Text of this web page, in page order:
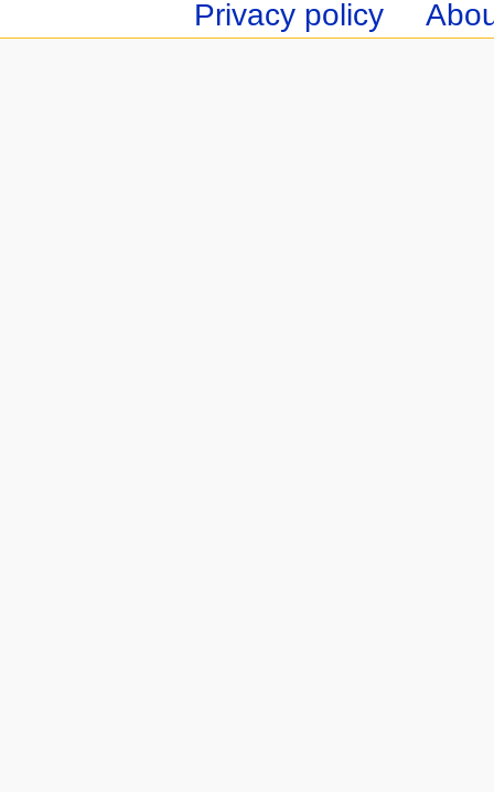
Privacy policy